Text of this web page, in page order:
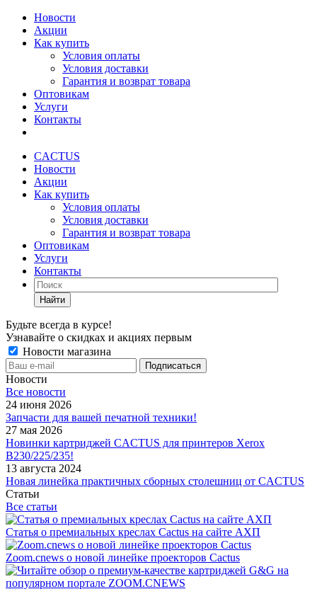
Новости
Акции
Как купить
Условия оплаты
Условия доставки
Гарантия и возврат товара
Оптовикам
Услуги
Контакты
CACTUS
Новости
Акции
Как купить
Условия оплаты
Условия доставки
Гарантия и возврат товара
Оптовикам
Услуги
Контакты
Найти
Будьте всегда в курсе!
Узнавайте о скидках и акциях первым
Новости магазина
Новости
Все новости
24 июня 2026
Запчасти для вашей печатной техники!
27 мая 2026
Новинки картриджей CACTUS для принтеров Xerox
B230/225/235!
13 августа 2024
Новая линейка практичных сборных столешниц от CACTUS
Статьи
Все статьи
Статья о премиальных креслах Cactus на сайте АХП
Zoom.cnews о новой линейке проекторов Cactus